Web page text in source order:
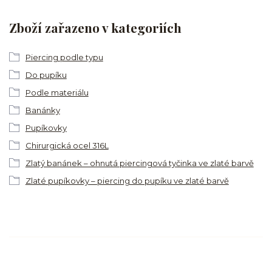
Zboží zařazeno v kategoriích
Piercing podle typu
Do pupíku
Podle materiálu
Banánky
Pupíkovky
Chirurgická ocel 316L
Zlatý banánek – ohnutá piercingová tyčinka ve zlaté barvě
Zlaté pupíkovky – piercing do pupíku ve zlaté barvě